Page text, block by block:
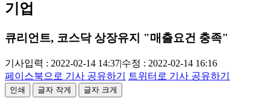
기업
큐리언트, 코스닥 상장유지 "매출요건 충족"
기사입력 : 2022-02-14 14:37|수정 : 2022-02-14 16:16
페이스북으로 기사 공유하기
트위터로 기사 공유하기
인쇄 글자 작게 글자 크게